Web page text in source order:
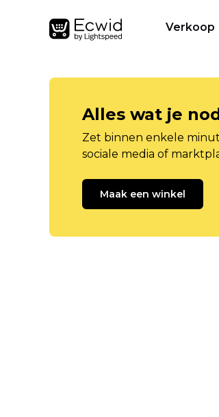
Verkoop
Alles wat je
Zet binnen enkele
sociale media of
Maak een winkel